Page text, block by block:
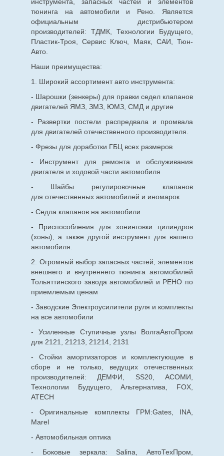
инструмента, запасных частей и элементов
тюнинга на автомобили и Рено. Является
официальным дистрибьютером
производителей: ТДМК, Технологии Будущего,
Пластик-Троя, Сервис Ключ, Маяк, САИ, Тюн-
Авто.
Наши преимущества:
1. Широкий ассортимент авто инструмента:
- Шарошки (зенкеры) для правки седел клапанов
двигателей ЯМЗ, ЗМЗ, ЮМЗ, СМД и другие
- Развертки постели распредвала и промвала
для двигателей отечественного производителя.
- Фрезы для доработки ГБЦ всех размеров
- Инструмент для ремонта и обслуживания
двигателя и ходовой части автомобиля
- Шайбы регулировочные клапанов
для отечественныхавтомобилей и иномарок
- Седла клапанов на автомобили
- Приспособления для хонинговки цилиндров
(хоны), а также другой инструмент для вашего
автомобиля.
2. Огромный выбор запасных частей, элементов
внешнего и внутреннего тюнинга автомобилей
Тольяттинского завода автомобилей и РЕНО по
приемлемым ценам
- Заводские Электроусилители руля и комплекты
на все автомобили
- Усиленные Ступичные узлы ВолгаАвтоПром
для 2121, 21213, 21214, 2131
- Стойки амортизаторов и комплектующие в
сборе и не только, ведущих отечественных
производителей: ДЕМФИ, SS20, АСОМИ,
Технологии Будущего, Альтернатива, FOX,
ATECH
- Оригинальные комплекты ГРМ:Gates, INA,
Marel
- Автомобильная оптика
- Боковые зеркала: Salina, АвтоТехПром,